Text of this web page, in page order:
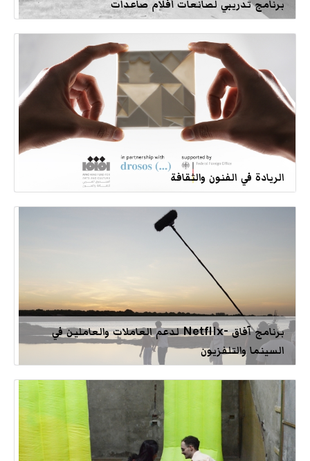
برنامج تدريبي لصانعات أفلام صاعدات
الريادة في الفنون والثقافة
برنامج آفاق -Netflix لدعم العاملات والعاملين في
السينما والتلفزيون